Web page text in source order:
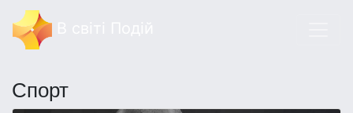
Спорт